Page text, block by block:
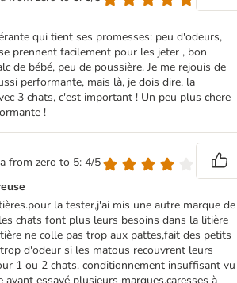
qui tient ses promesses: peu d'odeurs,
prennent facilement pour les jeter , bon
de bébé, peu de poussière. Je me rejouis de
performante, mais là, je dois dire, la
3 chats, c'est important ! Un peu plus chere
!
from zero to 5: 4/5
la tester,j'ai mis une autre marque de
chats font plus leurs besoins dans la litière
ne colle pas trop aux pattes,fait des petits
d'odeur si les matous recouvrent leurs
1 ou 2 chats. conditionnement insuffisant vu